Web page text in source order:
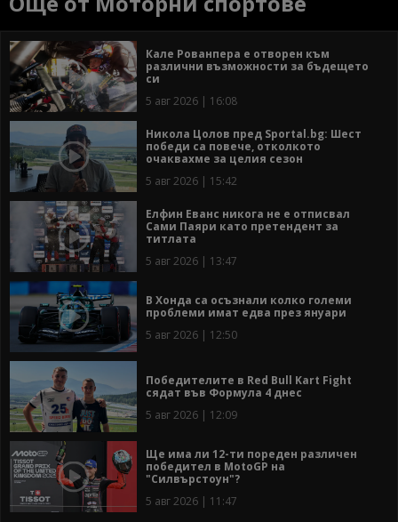
Кале Рованпера е отворен към
различни възможности за бъдещето
си
5 авг 2026 | 16:08
Никола Цолов пред Sportal.bg: Шест
победи са повече, отколкото
очаквахме за целия сезон
5 авг 2026 | 15:42
Елфин Еванс никога не е отписвал
Сами Паяри като претендент за
титлата
5 авг 2026 | 13:47
В Хонда са осъзнали колко големи
проблеми имат едва през януари
5 авг 2026 | 12:50
Победителите в Red Bull Kart Fight
сядат във Формула 4 днес
5 авг 2026 | 12:09
Ще има ли 12-ти пореден различен
победител в MotoGP на
"Силвърстоун"?
5 авг 2026 | 11:47